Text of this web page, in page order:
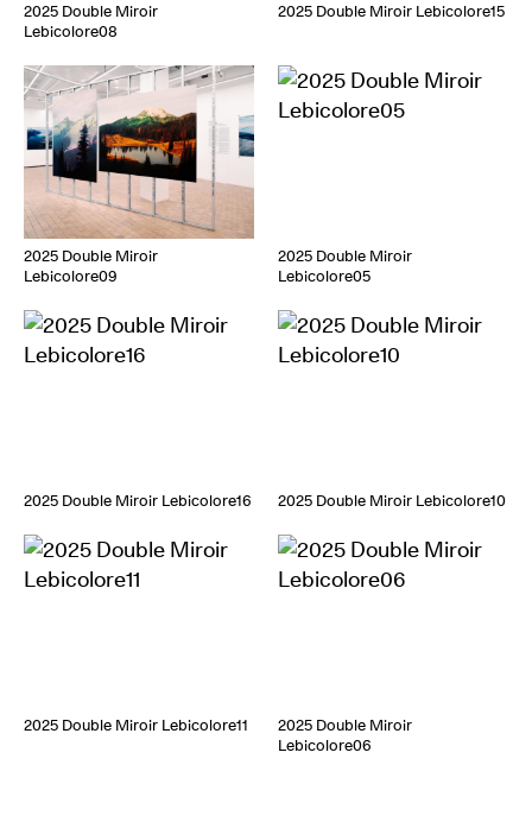
2025 Double Miroir
Lebicolore08
2025 Double Miroir Lebicolore15
2025 Double Miroir
Lebicolore09
2025 Double Miroir
Lebicolore05
2025 Double Miroir Lebicolore16 2025 Double Miroir Lebicolore10
2025 Double Miroir Lebicolore11
2025 Double Miroir
Lebicolore06